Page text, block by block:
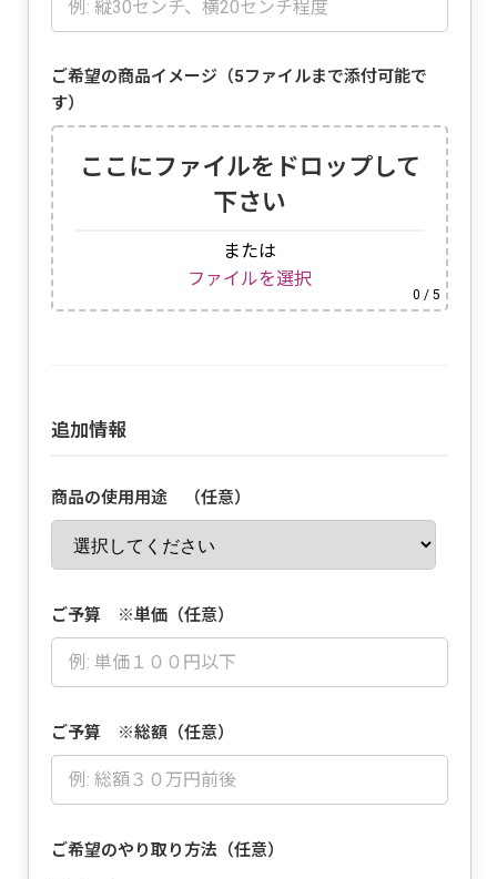
ご希望の商品イメージ（5ファイルまで添付可能で
す）
ここにファイルをドロップして
下さい
または
ファイルを選択
0 / 5
追加情報
商品の使用用途 （任意）
ご予算 ※単価（任意）
ご予算 ※総額（任意）
ご希望のやり取り方法（任意）